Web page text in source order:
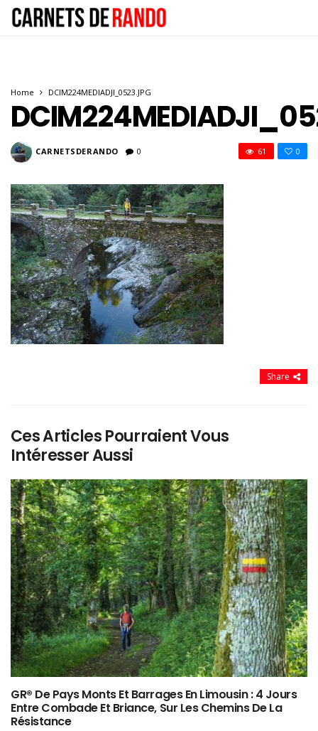
Home DCIM224MEDIADJI_0523.JPG
CARNETSDERANDO 0 0
61
Share
Ces Articles Pourraient Vous
Intéresser Aussi
GR® De Pays Monts Et Barrages En Limousin : 4 Jours
Entre Combade Et Briance, Sur Les Chemins De La
Résistance